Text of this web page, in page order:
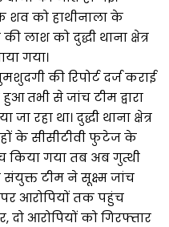
शव को हाथीनाला के
को दुद्धी थाना क्षेत्र
गया।
की रिपोर्ट दर्ज कराई
तभी से जांच टीम द्वारा
रहा था। दुद्धी थाना क्षेत्र
के सीसीटीवी फुटेज के
किया गया तब अब गुत्थी
टीम ने सूक्ष्म जांच
आरोपियों तक पहुंच
दो आरोपियों को गिरफ्तार